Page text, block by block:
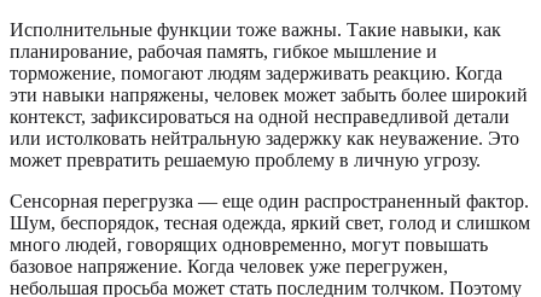
Исполнительные функции тоже важны. Такие навыки, как
планирование, рабочая память, гибкое мышление и
торможение, помогают людям задерживать реакцию. Когда
эти навыки напряжены, человек может забыть более широкий
контекст, зафиксироваться на одной несправедливой детали
или истолковать нейтральную задержку как неуважение. Это
может превратить решаемую проблему в личную угрозу.
Сенсорная перегрузка — еще один распространенный фактор.
Шум, беспорядок, тесная одежда, яркий свет, голод и слишком
много людей, говорящих одновременно, могут повышать
базовое напряжение. Когда человек уже перегружен,
небольшая просьба может стать последним толчком. Поэтому